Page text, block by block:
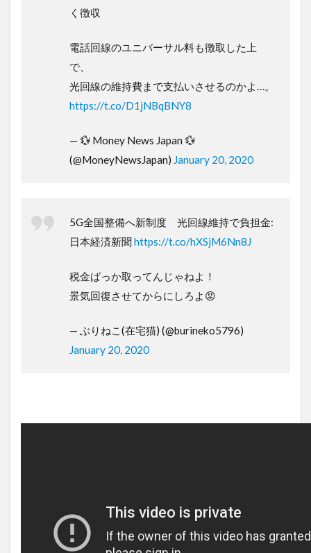
く徴収
電話回線のユニバーサル料も徴取した上
で、
光回線の維持費まで支払いさせるのかよ…。
https://t.co/D1jNBqBNY8
— 💱 Money News Japan 💱
(@MoneyNewsJapan) January 20, 2020
5G全国整備へ新制度 光回線維持で負担金:
日本経済新聞https://t.co/hXSjM6Nn8J
税金ばっか取ってんじゃねよ！
景気回復させてからにしろよ😡
— ぶりねこ(在宅猫) (@burineko5796)
January 20, 2020